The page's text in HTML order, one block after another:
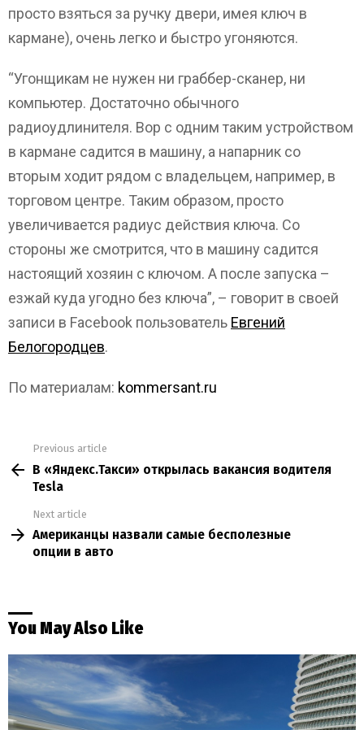
просто взяться за ручку двери, имея ключ в
кармане), очень легко и быстро угоняются.
“Угонщикам не нужен ни граббер-сканер, ни
компьютер. Достаточно обычного
радиоудлинителя. Вор с одним таким устройством
в кармане садится в машину, а напарник со
вторым ходит рядом с владельцем, например, в
торговом центре. Таким образом, просто
увеличивается радиус действия ключа. Со
стороны же смотрится, что в машину садится
настоящий хозяин с ключом. А после запуска –
езжай куда угодно без ключа”, – говорит в своей
записи в Facebook пользователь Евгений
Белогородцев.
По материалам: kommersant.ru
more
Previous article
В «Яндекс.Такси» открылась вакансия водителя
Tesla
Next article
Американцы назвали самые бесполезные
опции в авто
You May Also Like